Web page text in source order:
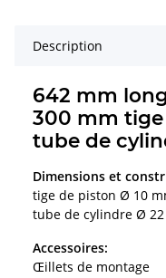
Description
642 mm
300 mm tige
tube de
Dimensions et
tige de piston Ø 10
tube de cylindre Ø
Accessoires:
Œillets de montage